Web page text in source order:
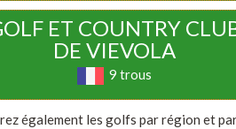
ET COUNTRY
DE VIEVOLA
9 trous
également les golfs par région et